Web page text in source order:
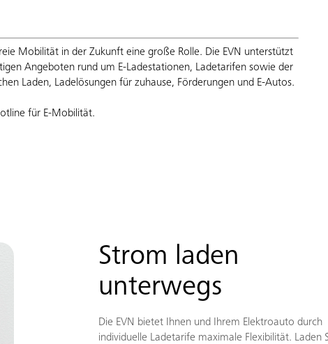
Mobilität in der Zukunft eine große Rolle. Die EVN unterstützt
Angeboten rund um E-Ladestationen, Ladetarifen sowie der
Laden, Ladelösungen für zuhause, Förderungen und E-Autos.
für E-Mobilität.
Strom laden
unterwegs
Die EVN bietet Ihnen und Ihrem Elektroauto durch
individuelle Ladetarife maximale Flexibilität. Laden